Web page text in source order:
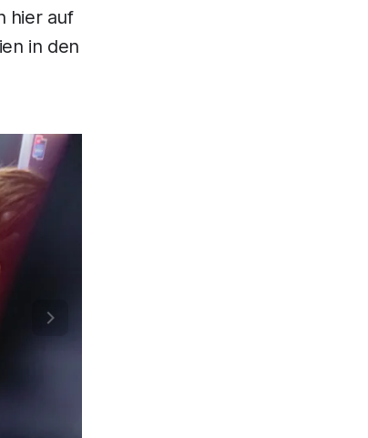
hier auf
in den